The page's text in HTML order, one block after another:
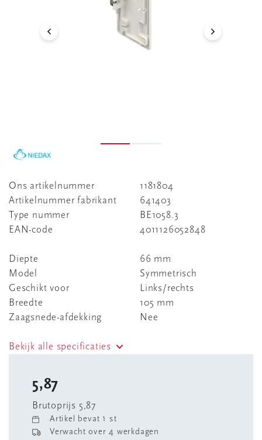
Ons artikelnummer
1181804
Artikelnummer fabrikant
641403
Type nummer
BE1058.3
EAN-code
4011126052848
Diepte
66 mm
Model
Symmetrisch
Geschikt voor
Links/rechts
Breedte
105 mm
Zaagsnede-afdekking
Nee
Bekijk alle specificaties
5,87
Brutoprijs 5,87
Artikel bevat 1 st
Verwacht over 4 werkdagen